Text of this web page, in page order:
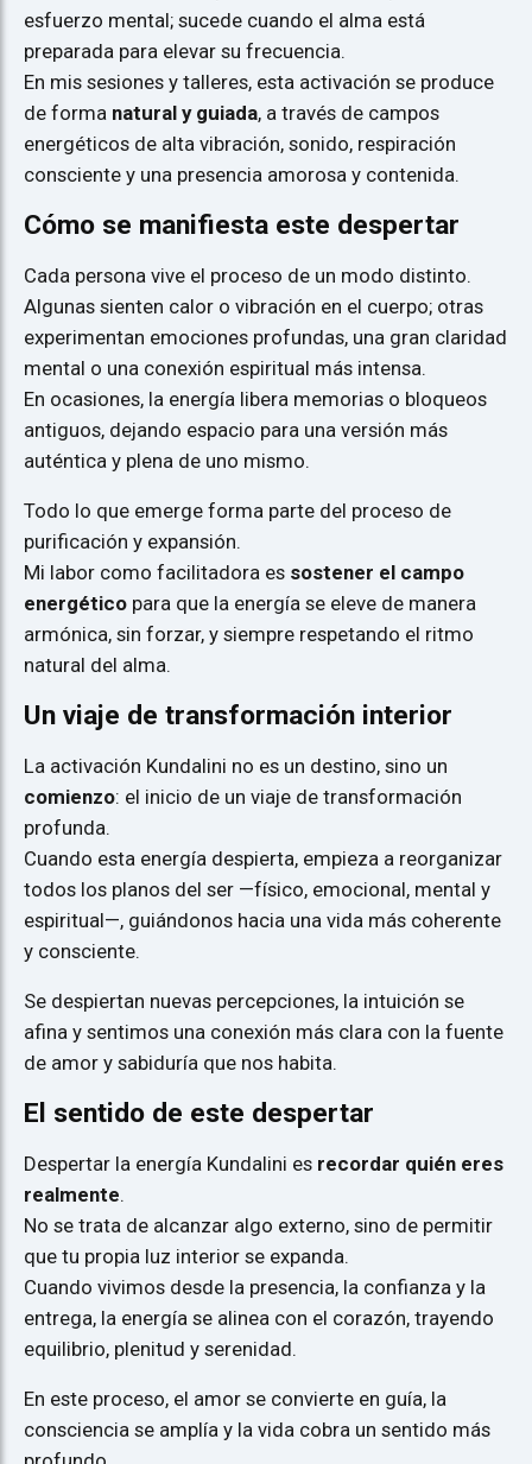
esfuerzo mental; sucede cuando el alma está
preparada para elevar su frecuencia.
En mis sesiones y talleres, esta activación se produce
de forma natural y guiada, a través de campos
energéticos de alta vibración, sonido, respiración
consciente y una presencia amorosa y contenida.
Cómo se manifiesta este despertar
Cada persona vive el proceso de un modo distinto.
Algunas sienten calor o vibración en el cuerpo; otras
experimentan emociones profundas, una gran claridad
mental o una conexión espiritual más intensa.
En ocasiones, la energía libera memorias o bloqueos
antiguos, dejando espacio para una versión más
auténtica y plena de uno mismo.
Todo lo que emerge forma parte del proceso de
purificación y expansión.
Mi labor como facilitadora es sostener el campo
energético para que la energía se eleve de manera
armónica, sin forzar, y siempre respetando el ritmo
natural del alma.
Un viaje de transformación interior
La activación Kundalini no es un destino, sino un
comienzo: el inicio de un viaje de transformación
profunda.
Cuando esta energía despierta, empieza a reorganizar
todos los planos del ser —físico, emocional, mental y
espiritual—, guiándonos hacia una vida más coherente
y consciente.
Se despiertan nuevas percepciones, la intuición se
afina y sentimos una conexión más clara con la fuente
de amor y sabiduría que nos habita.
El sentido de este despertar
Despertar la energía Kundalini es recordar quién eres
realmente.
No se trata de alcanzar algo externo, sino de permitir
que tu propia luz interior se expanda.
Cuando vivimos desde la presencia, la confianza y la
entrega, la energía se alinea con el corazón, trayendo
equilibrio, plenitud y serenidad.
En este proceso, el amor se convierte en guía, la
consciencia se amplía y la vida cobra un sentido más